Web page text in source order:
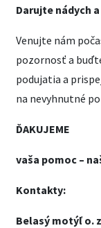
Darujte nádych
Venujte nám
pozornosť a
podujatia a
na nevyhnutné
ĎAKUJEME
vaša pomoc –
Kontakty:
Belasý motýľ o.